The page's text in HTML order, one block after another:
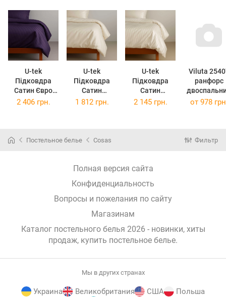
U-tek
Підковдра
Сатин Євро
200х220 см
U-tek
Підковдра
Сатин
Полуторна
(IB14321)
U-tek
Підковдра
Сатин
Двоспальна
Viluta
ранфорс
Постільна
(25407dv)
2 406 грн. 1 812 грн. 2 145 грн. от 978
Постельное белье Cosas Фильтр
Полная версия сайта
Конфиденциальность
Вопросы и пожелания по сайту
Магазинам
Каталог постельного белья 2026 - новинки, хиты
продаж, купить постельное белье.
Мы в других странах
Украина Великобритания США Польша